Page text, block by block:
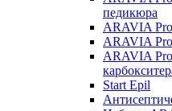
педикюра
ARAVIA
ARAVIA
ARAVIA
Start Epil